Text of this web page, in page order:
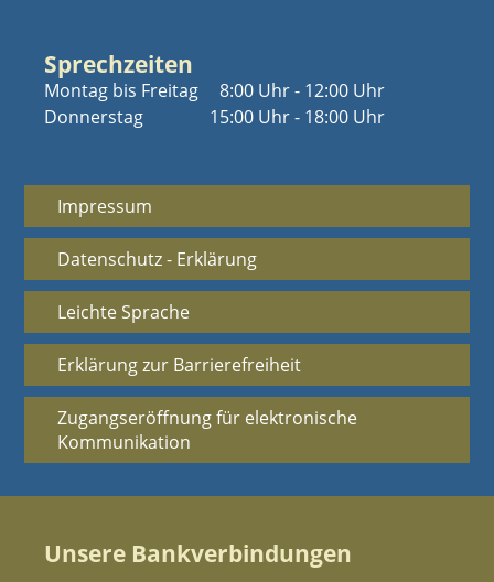
Sprechzeiten
Montag bis Freitag
Donnerstag
8:00 Uhr - 12:00 Uhr
15:00 Uhr - 18:00 Uhr
Impressum
Datenschutz - Erklärung
Leichte Sprache
Erklärung zur Barrierefreiheit
Zugangseröffnung für elektronische
Kommunikation
Unsere Bankverbindungen